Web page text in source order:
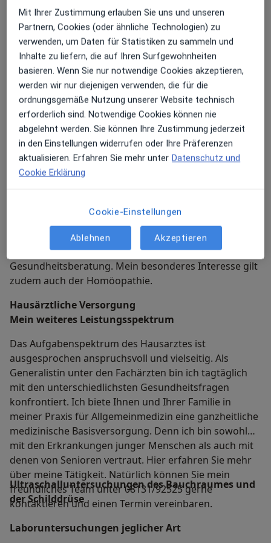
Neben der Allgemeinmedizin gilt mein besonderes
Interesse der Homöopathie.
Ich bin verheiratet mit dem Chirurgen Dr. Marc Junger
und Mutter der kleinen Emilie.
Meine Behandlungs­schwerpunkte
Ich verfüge über langjährige Erfahrungen in der
Allgemeinmedizin und versorge Patienten in und um
Zur Erstversorgung allgemeinmedizinischer
Beschwerden gehören z. B. Labor- und bildgebende
Untersuchungen, die psychosomatische
Grundversorgung sowie die allgemeine
Gesundheitsberatung. Mein besonderes Interesse gilt
zudem auch der Homöopathie.
Hausärztliche Versorgung
Mein weiteres Leistungs­spektrum
Das Aufgabenspektrum des Hausarztes ist
ausgesprochen anspruchsvoll und vielseitig. Als
Generalistin unter den Fachärzten bin ich tagtäglich
mit den unterschiedlichsten Gesundheitsfragen
konfrontiert. Ich biete Ihnen und Ihrer Familie in
meiner Praxis für Allgemeinmedizin eine ganzheitliche
medizinische Basisversorgung. Denn ich bin sowohl
mit den Erkrankungen junger Menschen als auch mit
denen von Senioren vertraut. Hier erfahren Sie mehr
über meine Tätigkeit. Natürlich können Sie mein
freundliches Team unter 08131/92525 gerne
kontaktieren und einen Termin vereinbaren.
Ultraschalluntersuchungen des Bauchraumes und
der Schilddrüse
Laboruntersuchungen jeglicher Art
Mit Ihrer Zustimmung erlauben Sie uns und unseren
Partnern, Cookies (oder ähnliche Technologien) zu
verwenden, um Daten für Statistiken zu sammeln und
Inhalte zu liefern, die auf Ihren Surfgewohnheiten
basieren. Wenn Sie nur notwendige Cookies akzeptieren,
werden wir nur diejenigen verwenden, die für die
ordnungsgemäße Nutzung unserer Website technisch
erforderlich sind. Notwendige Cookies können nie
abgelehnt werden. Sie können Ihre Zustimmung jederzeit
in den Einstellungen widerrufen oder Ihre Präferenzen
aktualisieren. Erfahren Sie mehr unter Datenschutz und
Cookie Erklärung
Cookie-Einstellungen
Ablehnen Akzeptieren